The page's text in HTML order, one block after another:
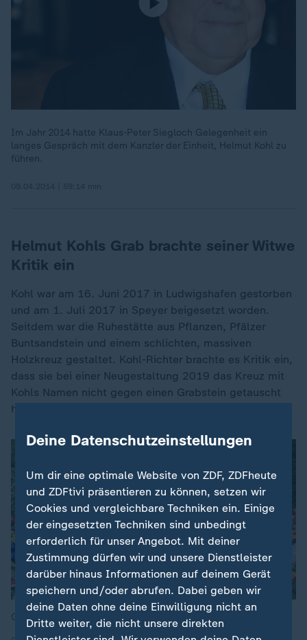
Im Jahr 2014 hatte Klaus-Peter Siegloch Gelegenheit ein
langes Gespräch mit dem Kanzler der Einheit, Helmut Kohl zu
führen.
Helmut Kohls Grab brachte seiner Witwe
Kritik ein
Kohl war am 16. Juni 2017 in Ludwigshafen gestorben
und am 1. Juli 2017 in Speyer beigesetzt worden.
Seitdem war die Ruhestätte aus Pflanzen, Pfälzer
Buntsandstein und einem schlichten, massiven
Holzkreuz gestaltet. Kohl-Richter brachte es Kritik ein,
dass sie bei einer Neugestaltung 2019 das Kreuz mit
Kohls Namen nicht gegen einen Grabstein getauscht
hatte.
Grab von Helmut Kohl, Archivbild (2017)
Deine Datenschutzeinstellungen
Um dir eine optimale Website von ZDF, ZDFheute
und ZDFtivi präsentieren zu können, setzen wir
Cookies und vergleichbare Techniken ein. Einige
der eingesetzten Techniken sind unbedingt
erforderlich für unser Angebot. Mit deiner
Zustimmung dürfen wir und unsere Dienstleister
darüber hinaus Informationen auf deinem Gerät
speichern und/oder abrufen. Dabei geben wir
deine Daten ohne deine Einwilligung nicht an
Dritte weiter, die nicht unsere direkten